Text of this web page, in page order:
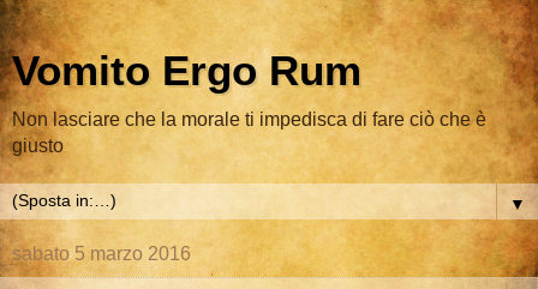
Vomito Ergo Rum
Non lasciare che la morale ti impedisca di fare ciò che è
giusto
▼
sabato 5 marzo 2016